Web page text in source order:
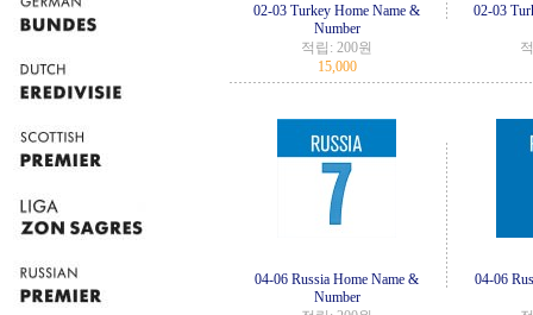
02-03 Turkey Home Name &
Number
적립: 200원
15,000
02-03
04-06 Russia Home Name &
Number
04-06